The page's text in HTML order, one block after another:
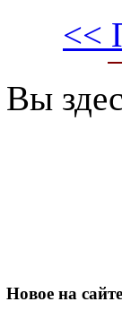
<<
Вы
Новое на сайте